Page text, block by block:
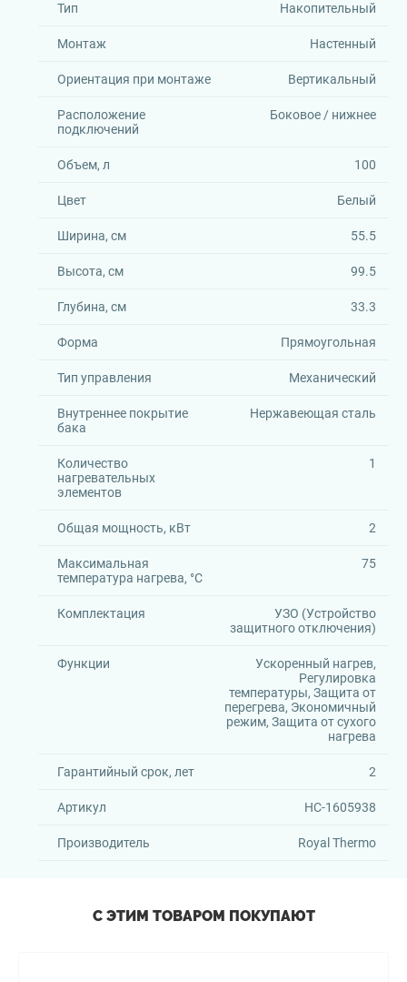
Тип Накопительный
Монтаж Настенный
Ориентация при монтаже Вертикальный
Расположение
подключений
Боковое / нижнее
Объем, л 100
Цвет Белый
Ширина, см 55.5
Высота, см 99.5
Глубина, см 33.3
Форма Прямоугольная
Тип управления Механический
Внутреннее покрытие
бака
Нержавеющая сталь
Количество
нагревательных
элементов
1
Общая мощность, кВт 2
Максимальная
температура нагрева, °C
75
Комплектация
УЗО (Устройство
защитного отключения)
Функции
Ускоренный нагрев,
Регулировка
температуры, Защита от
перегрева, Экономичный
режим, Защита от сухого
нагрева
Гарантийный срок, лет 2
Артикул НС-1605938
Производитель Royal Thermo
С ЭТИМ ТОВАРОМ ПОКУПАЮТ